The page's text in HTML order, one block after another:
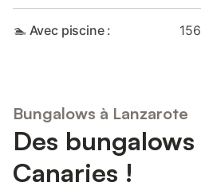
🏊 Avec piscine :
Bungalows à Lanzarote
Des
Canaries !